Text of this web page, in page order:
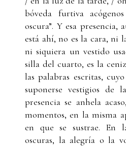
bóveda furtiva
oscura”. Y esa presencia,
está ahí, no es la cara, ni
ni siquiera un vestido
silla del cuarto, es la
las palabras escritas,
suponerse vestigios de
presencia se anhela
momentos, en la misma
en que se sustrae. En
oscuras, la alegría o la